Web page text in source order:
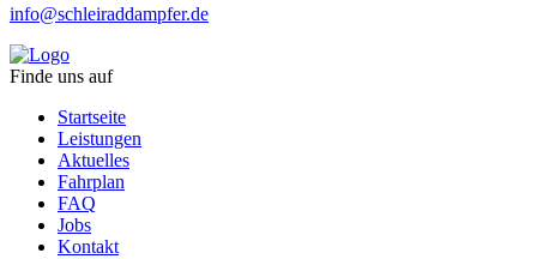
info@schleiraddampfer.de
Finde uns auf
Startseite
Leistungen
Aktuelles
Fahrplan
FAQ
Jobs
Kontakt